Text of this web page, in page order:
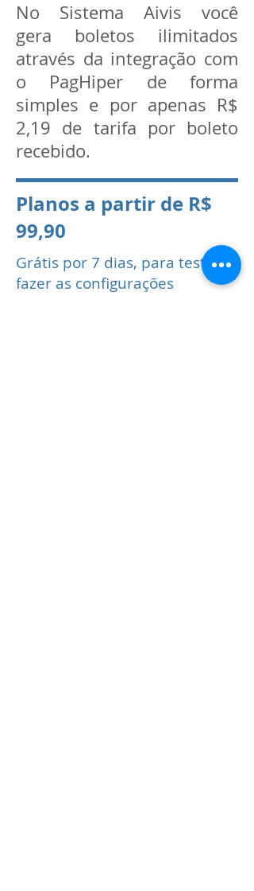
No Sistema Aivis você
gera boletos ilimitados
através da integração com
o PagHiper de forma
simples e por apenas R$
2,19 de tarifa por boleto
recebido.
Planos a partir de R$
99,90
Grátis por 7 dias, para testar e
fazer as configurações